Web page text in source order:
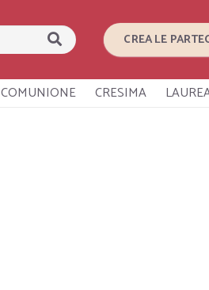
CREA LE
COMUNIONE CRESIMA